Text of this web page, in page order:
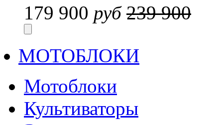
179 900 руб 239 900
МОТОБЛОКИ
Мотоблоки
Культиваторы